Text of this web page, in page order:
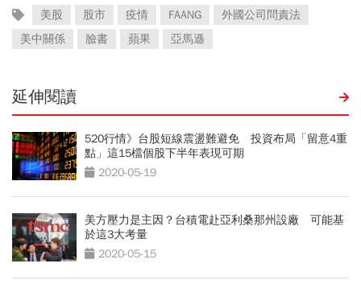
美股 股市 疫情 FAANG
外國公司問責法
美中關係
臉書 蘋果 亞馬遜
延伸閱讀
520行情》台股短線震盪難避免 投資布局「留意4重
點」這15檔個股下半年表現可期
2020-05-19
美方壓力是主因？台積電赴亞利桑那州設廠 可能基
於這3大考量
2020-05-15